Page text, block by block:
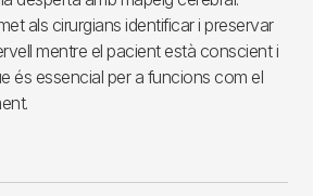
als cirurgians identificar i preservar
mentre el pacient està conscient i
és essencial per a funcions com el